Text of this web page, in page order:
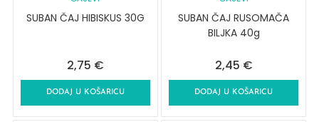
SUBAN ČAJ HIBISKUS 30G
2,75 €
DODAJ U KOŠARICU
SUBAN ČAJ RUSOMAČA
BILJKA 40g
2,45 €
DODAJ U KOŠARICU